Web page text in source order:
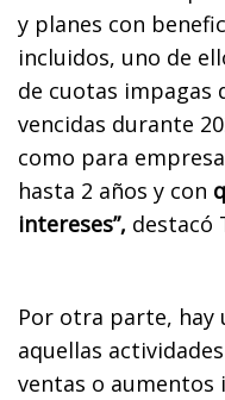
y planes con
incluidos, uno de
de cuotas impagas
vencidas durante
como para
hasta 2 años y con
intereses”, destacó
Por otra parte, hay
aquellas
ventas o aumentos